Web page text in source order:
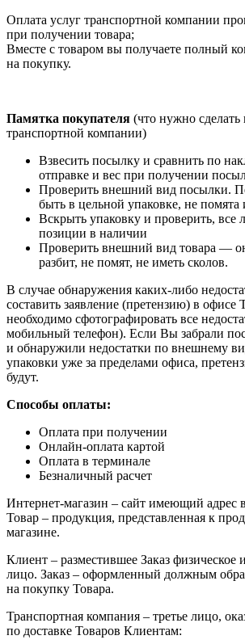
Оплата услуг транспортной компании
при получении товара;
Вместе с товаром вы получаете полный
на покупку.
Памятка покупателя (что нужно сделать
транспортной компании)
Взвесить посылку и сравнить по
отправке и вес при получении
Проверить внешний вид посылки.
быть в цельной упаковке, не помята
Вскрыть упаковку и проверить, все
позиции в наличии
Проверить внешний вид товара —
разбит, не помят, не иметь сколов.
В случае обнаружения каких-либо
составить заявление (претензию) в
необходимо сфотографировать все
мобильный телефон). Если Вы забрали
и обнаружили недостатки по внешнему
упаковки уже за пределами офиса,
будут.
Способы оплаты:
Оплата при получении
Онлайн-оплата картой
Оплата в терминале
Безналичный расчет
Интернет-магазин – сайт имеющий адрес
Товар – продукция, представленная к
магазине.
Клиент – разместившее Заказ физическое
лицо. Заказ – оформленный должным
на покупку Товара.
Транспортная компания – третье лицо,
по доставке Товаров Клиентам: